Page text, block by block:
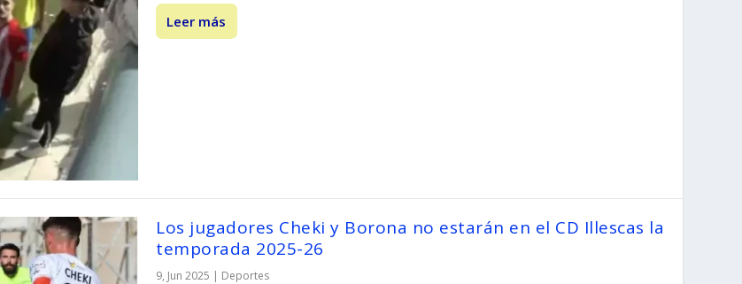
Leer más
Los jugadores Cheki y Borona no estarán en el CD Illescas la
temporada 2025-26
9, Jun 2025 | Deportes